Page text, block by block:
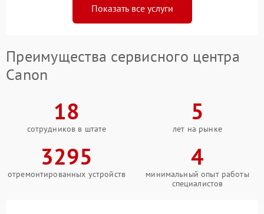
Показать все услуги
Преимущества сервисного центра
Canon
18
сотрудников в штате
5
лет на рынке
3295
отремонтированных устройств
4
минимальный опыт работы
специалистов